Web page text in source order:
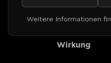
Geschmack
Wirkung
Weitere Informationen